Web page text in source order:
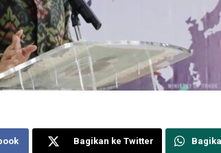
Bagikan ke Twitter